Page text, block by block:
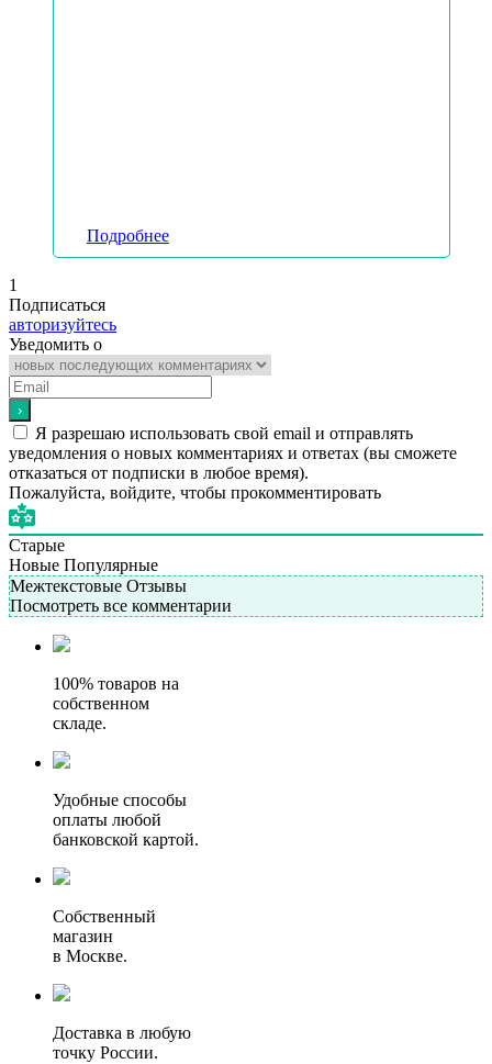
Подробнее
1
Подписаться
авторизуйтесь
Уведомить о
Я разрешаю использовать свой email и отправлять
уведомления о новых комментариях и ответах (вы cможете
отказаться от подписки в любое время).
Пожалуйста, войдите, чтобы прокомментировать
Старые
Новые Популярные
Межтекстовые Отзывы
Посмотреть все комментарии
100% товаров на
собственном
складе.
Удобные способы
оплаты любой
банковской картой.
Собственный
магазин
в Москве.
Доставка в любую
точку России.